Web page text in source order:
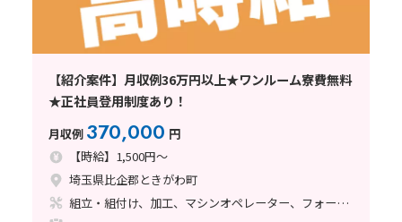
【紹介案件】月収例36万円以上★ワンルーム寮費無料
★正社員登用制度あり！
月収例 370,000 円
【時給】1,500円～
埼玉県比企郡ときがわ町
組立・組付け、加工、マシンオペレーター、フォークリフト、溶接